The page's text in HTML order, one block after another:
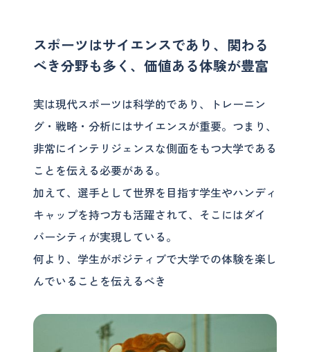
スポーツはサイエンスであり、関わる
べき分野も多く、価値ある体験が豊富
実は現代スポーツは科学的であり、トレーニン
グ・戦略・分析にはサイエンスが重要。つまり、
非常にインテリジェンスな側面をもつ大学である
ことを伝える必要がある。
加えて、選手として世界を目指す学生やハンディ
キャップを持つ方も活躍されて、そこにはダイ
バーシティが実現している。
何より、学生がポジティブで大学での体験を楽し
んでいることを伝えるべき